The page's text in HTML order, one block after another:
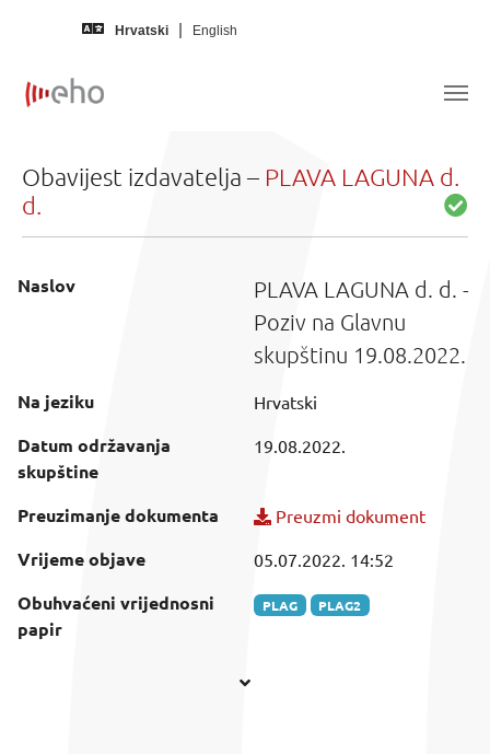
Hrvatski English
Obavijest izdavatelja – PLAVA LAGUNA d.
d.
Naslov
PLAVA LAGUNA d. d. -
Poziv na Glavnu
skupštinu 19.08.2022.
Na jeziku Hrvatski
Datum održavanja
skupštine
19.08.2022.
Preuzimanje dokumenta Preuzmi dokument
Vrijeme objave 05.07.2022. 14:52
Obuhvaćeni vrijednosni
papir
PLAG PLAG2